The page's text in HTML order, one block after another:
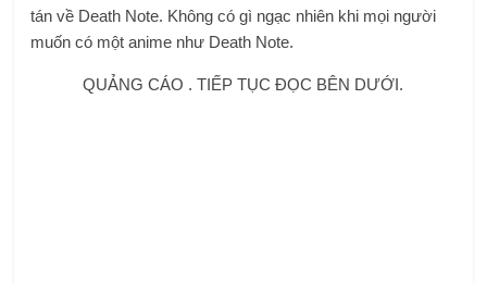
tán về Death Note. Không có gì ngạc nhiên khi mọi người
muốn có một anime như Death Note.
QUẢNG CÁO . TIẾP TỤC ĐỌC BÊN DƯỚI.